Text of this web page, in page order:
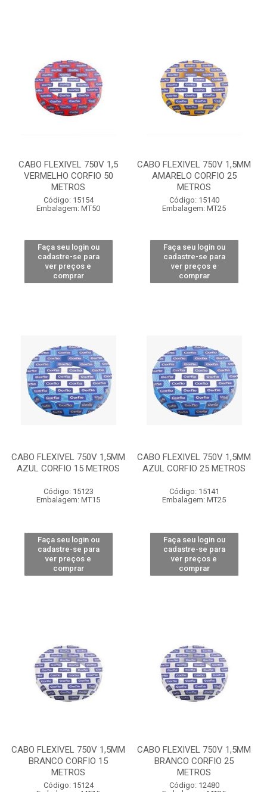
CABO FLEXIVEL 750V 1,5
VERMELHO CORFIO 50
METROS
Código: 15154
Embalagem: MT50
Faça seu login ou
cadastre-se para
ver preços e
comprar
CABO FLEXIVEL 750V 1,5MM
AMARELO CORFIO 25
METROS
Código: 15140
Embalagem: MT25
Faça seu login ou
cadastre-se para
ver preços e
comprar
CABO FLEXIVEL 750V 1,5MM
AZUL CORFIO 15 METROS
Código: 15123
Embalagem: MT15
Faça seu login ou
cadastre-se para
ver preços e
comprar
CABO FLEXIVEL 750V 1,5MM
AZUL CORFIO 25 METROS
Código: 15141
Embalagem: MT25
Faça seu login ou
cadastre-se para
ver preços e
comprar
CABO FLEXIVEL 750V 1,5MM
BRANCO CORFIO 15
METROS
Código: 15124
CABO FLEXIVEL 750V 1,5MM
BRANCO CORFIO 25
METROS
Código: 12480